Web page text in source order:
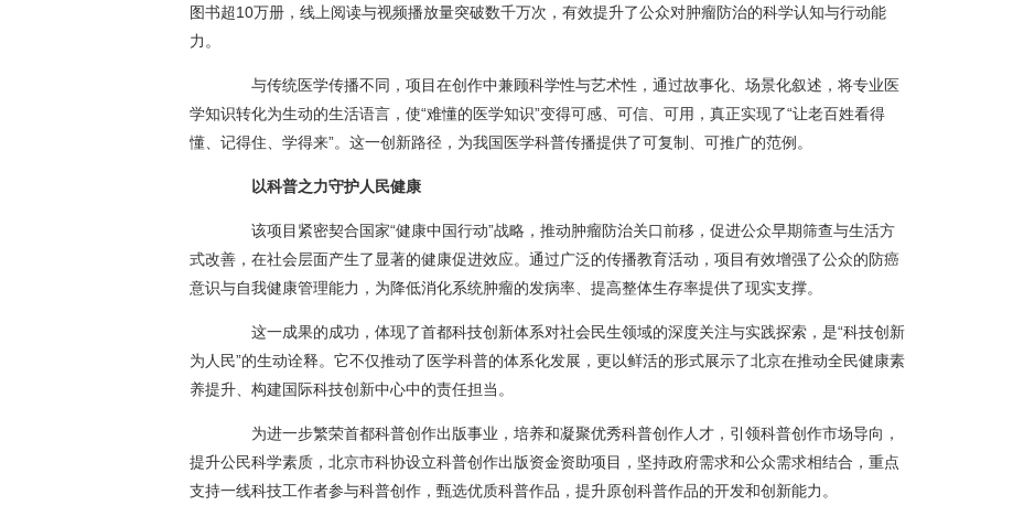
图书超10万册，线上阅读与视频播放量突破数千万次，有效提升了公众对肿瘤防治的科学认知与行动能
力。
与传统医学传播不同，项目在创作中兼顾科学性与艺术性，通过故事化、场景化叙述，将专业医
学知识转化为生动的生活语言，使“难懂的医学知识”变得可感、可信、可用，真正实现了“让老百姓看得
懂、记得住、学得来”。这一创新路径，为我国医学科普传播提供了可复制、可推广的范例。
以科普之力守护人民健康
该项目紧密契合国家“健康中国行动”战略，推动肿瘤防治关口前移，促进公众早期筛查与生活方
式改善，在社会层面产生了显著的健康促进效应。通过广泛的传播教育活动，项目有效增强了公众的防癌
意识与自我健康管理能力，为降低消化系统肿瘤的发病率、提高整体生存率提供了现实支撑。
这一成果的成功，体现了首都科技创新体系对社会民生领域的深度关注与实践探索，是“科技创新
为人民”的生动诠释。它不仅推动了医学科普的体系化发展，更以鲜活的形式展示了北京在推动全民健康素
养提升、构建国际科技创新中心中的责任担当。
为进一步繁荣首都科普创作出版事业，培养和凝聚优秀科普创作人才，引领科普创作市场导向，
提升公民科学素质，北京市科协设立科普创作出版资金资助项目，坚持政府需求和公众需求相结合，重点
支持一线科技工作者参与科普创作，甄选优质科普作品，提升原创科普作品的开发和创新能力。